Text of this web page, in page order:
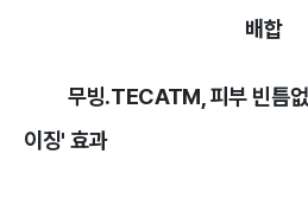
배합
무빙.TECATM, 피부 빈틈없
이징' 효과